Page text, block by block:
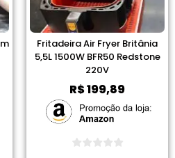
Fritadeira Air Fryer Britânia
5,5L 1500W BFR50 Redstone
220V
R$199,89